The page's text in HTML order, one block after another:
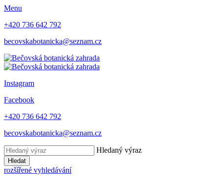
Menu
+420 736 642 792
becovskabotanicka@seznam.cz
Instagram
Facebook
+420 736 642 792
becovskabotanicka@seznam.cz
Hledaný výraz
Hledat
rozšířené vyhledávání